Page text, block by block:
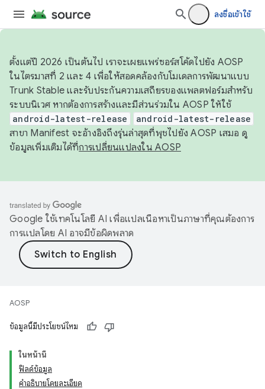
ลงชื่อเข้าใช้
ตั้งแต่ปี 2026 เป็นต้นไป เราจะเผยแพร่ซอร์สโค้ดไปยัง AOSP
ในไตรมาสที่ 2 และ 4 เพื่อให้สอดคล้องกับโมเดลการพัฒนาแบบ
Trunk Stable และรับประกันความเสถียรของแพลตฟอร์มสำหรับ
ระบบนิเวศ หากต้องการสร้างและมีส่วนร่วมใน AOSP ให้ใช้
android-latest-release android-latest-release
สาขา Manifest จะอ้างอิงถึงรุ่นล่าสุดที่พุชไปยัง AOSP เสมอ ดู
ข้อมูลเพิ่มเติมได้ที่การเปลี่ยนแปลงใน AOSP
Google ใช้เทคโนโลยี AI เพื่อแปลเนื้อหาเป็นภาษาที่คุณต้องการ
การแปลโดย AI อาจมีข้อผิดพลาด
AOSP
ข้อมูลนี้มีประโยชน์ไหม
ในหน้านี้
ฟิลด์ข้อมูล
คำอธิบายโดยละเอียด